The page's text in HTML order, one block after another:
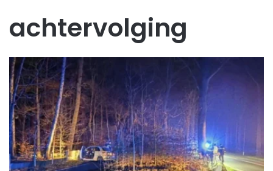
achtervolging